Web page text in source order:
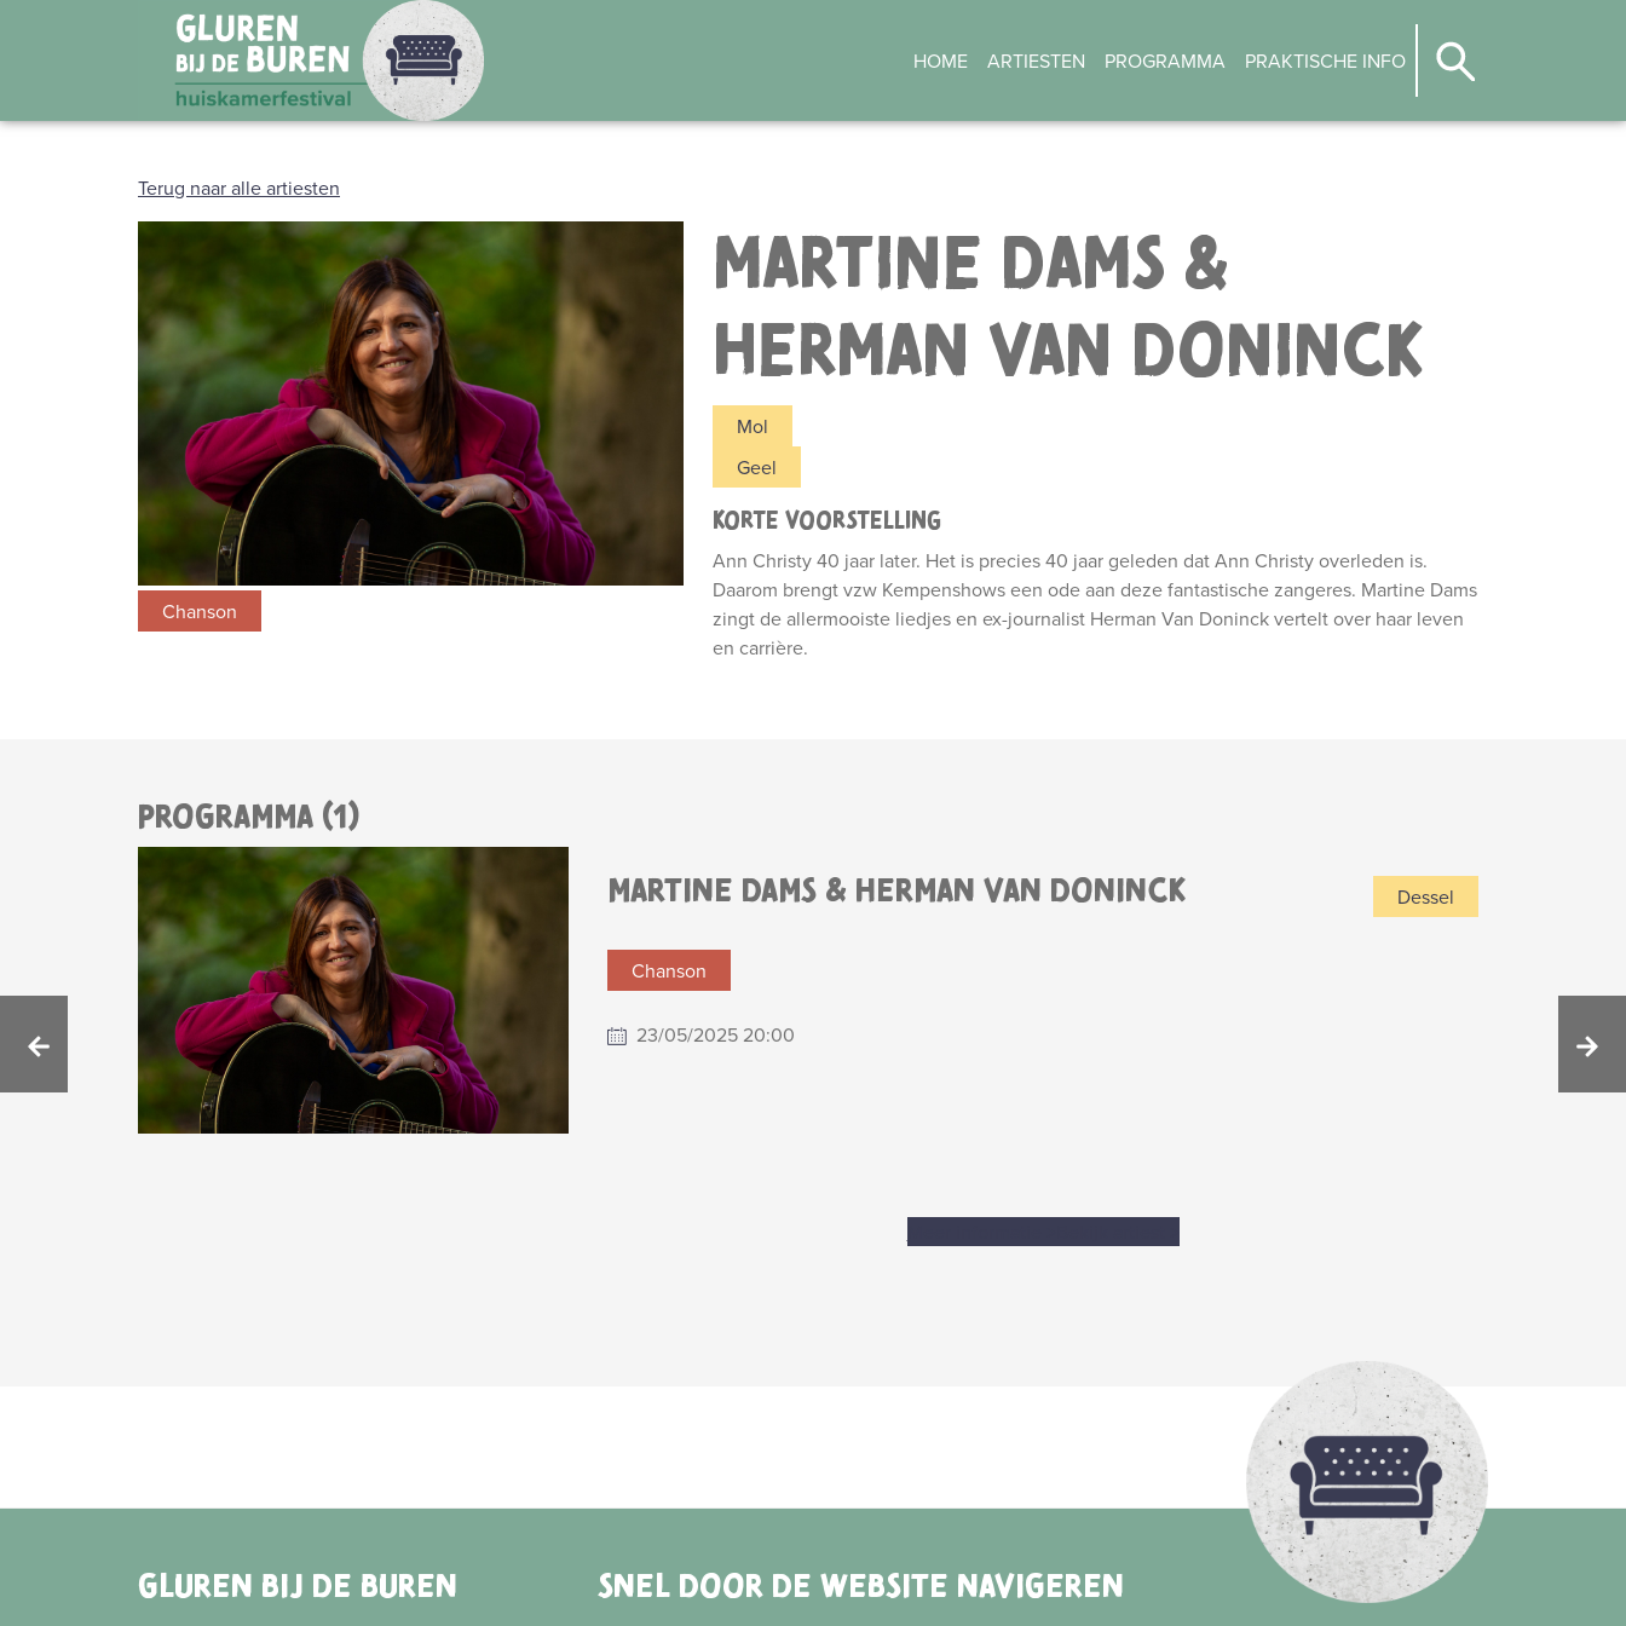
HOME ARTIESTEN PROGRAMMA PRAKTISCHE INFO
Terug naar alle artiesten
Chanson
MARTINE DAMS &
HERMAN VAN DONINCK
Mol
Geel
KORTE VOORSTELLING
Ann Christy 40 jaar later. Het is precies 40 jaar geleden dat Ann Christy overleden is.
Daarom brengt vzw Kempenshows een ode aan deze fantastische zangeres. Martine Dams
zingt de allermooiste liedjes en ex-journalist Herman Van Doninck vertelt over haar leven
en carrière.
PROGRAMMA (1)
MARTINE DAMS & HERMAN VAN DONINCK Dessel
Chanson
23/05/2025 20:00
BERICHTNAVIGATIE
GLUREN BIJ DE BUREN SNEL DOOR DE WEBSITE NAVIGEREN